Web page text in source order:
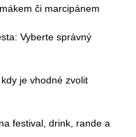
či marcipánem
Vyberte správný
je vhodné zvolit
festival, drink, rande a